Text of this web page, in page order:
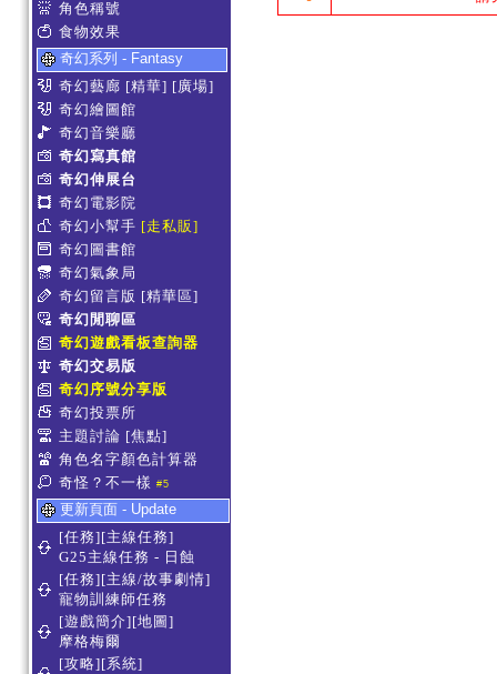
角色稱號
食物效果
奇幻系列 - Fantasy
奇幻藝廊 [精華] [廣場]
奇幻繪圖館
奇幻音樂廳
奇幻寫真館
奇幻伸展台
奇幻電影院
奇幻小幫手 [走私販]
奇幻圖書館
奇幻氣象局
奇幻留言版 [精華區]
奇幻閒聊區
奇幻遊戲看板查詢器
奇幻交易版
奇幻序號分享版
奇幻投票所
主題討論 [焦點]
角色名字顏色計算器
奇怪？不一樣 #5
更新頁面 - Update
[任務][主線任務]
G25主線任務 - 日蝕
[任務][主線/故事劇情]
寵物訓練師任務
[遊戲簡介][地圖]
摩格梅爾
[攻略][系統]